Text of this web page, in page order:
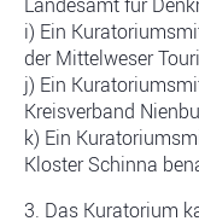
i) Ein
der Mittelweser
j) Ein
Kreisverband
k) Ein
Kloster Schinna
3. Das Kuratorium